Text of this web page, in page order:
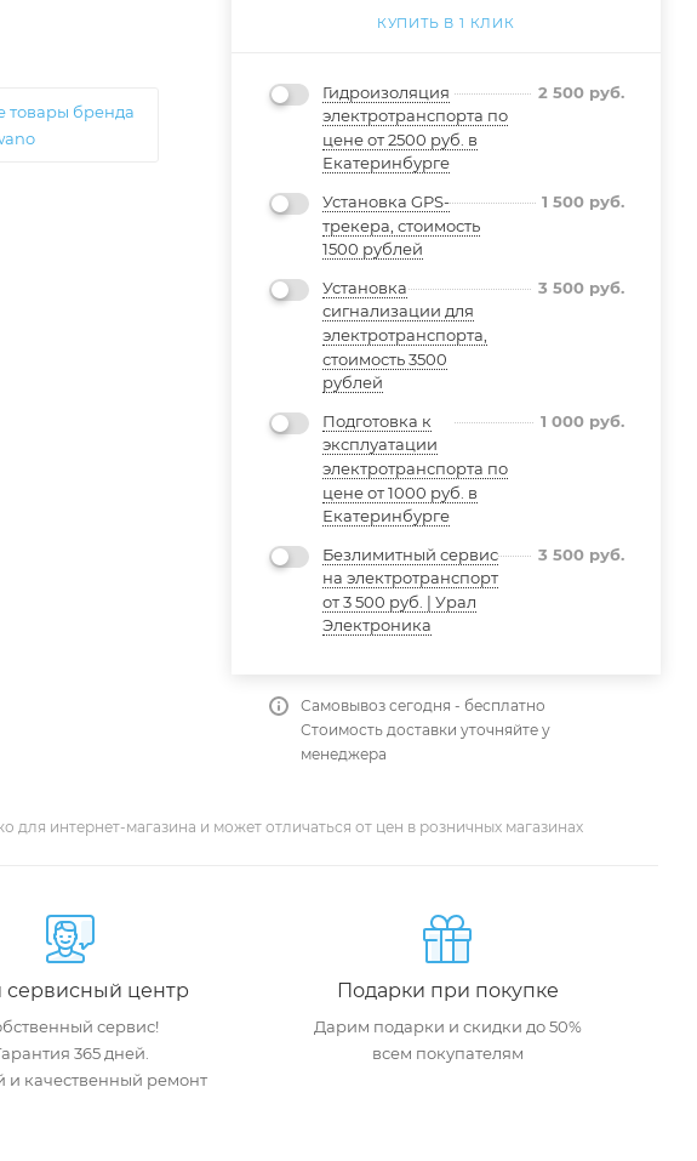
товары бренда
КУПИТЬ В 1 КЛИК
Гидроизоляция
электротранспорта по
цене от 2500 руб. в
Екатеринбурге
2 500руб.
Установка GPS-
трекера, стоимость
1500 рублей
1 500руб.
Установка
сигнализации для
электротранспорта,
стоимость 3500
рублей
3 500руб.
Подготовка к
эксплуатации
электротранспорта по
цене от 1000 руб. в
Екатеринбурге
1 000руб.
Безлимитный сервис
на электротранспорт
от 3 500 руб. | Урал
Электроника
3 500руб.
Самовывоз сегодня - бесплатно
Стоимость доставки уточняйте у
менеджера
для интернет-магазина и может отличаться от цен в розничных магазинах
сервисный центр
сервис!
365 дней.
и качественный ремонт
Подарки при покупке
Дарим подарки и скидки до 50%
всем покупателям